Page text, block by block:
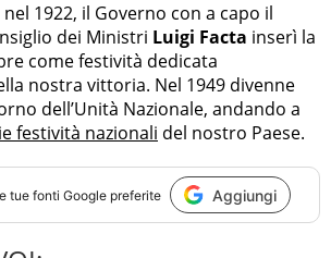
1922, il Governo con a capo il
dei Ministri Luigi Facta inserì la
come festività dedicata
nostra vittoria. Nel 1949 divenne
dell’Unità Nazionale, andando a
festività nazionali del nostro Paese.
tue fonti Google preferite Aggiungi